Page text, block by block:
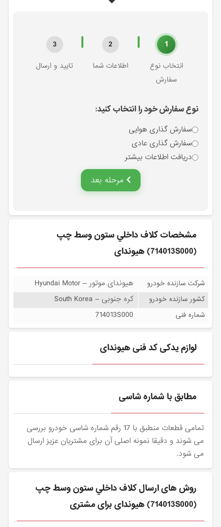
1
انتخاب نوع
سفارش
2
اطلاعات شما
3
تایید و ارسال
نوع سفارش خود را انتخاب کنید:
سفارش گذاری هوایی
سفارش گذاری عادی
دریافت اطلاعات بیشتر
مرحله بعد
مشخصات كلاف داخلي ستون وسط چپ
(714013S000) هیوندای
شرکت سازنده خودرو هیوندای موتور – Hyundai Motor
کشور سازنده خودرو کره جنوبی – South Korea
شماره فنی 714013S000
لوازم یدکی کد فنی هیوندای
مطابق با شماره شاسی
تمامی قطعات منطبق با 17 رقم شماره شاسی خودرو بررسی
می شوند و دقیقا نمونه اصلی آن برای مشتریان عزیز ارسال
می شود.
روش های ارسال كلاف داخلي ستون وسط چپ
(714013S000) هیوندای برای مشتری